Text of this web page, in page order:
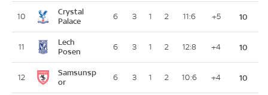
10
Crystal
Palace
6 3 1 2 11:6 +5 10
11
Lech
Posen
6 3 1 2 12:8 +4 10
12
Samsunsp
or
6 3 1 2 10:6 +4 10